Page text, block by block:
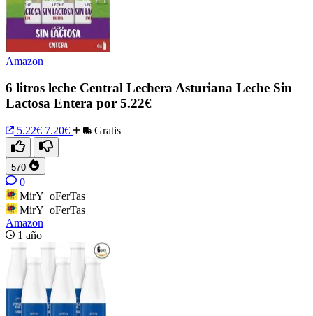
Amazon
6 litros leche Central Lechera Asturiana Leche Sin
Lactosa Entera por 5.22€
5.22€ 7.20€ Gratis
570
0
MirY_oFerTas
MirY_oFerTas
Amazon
1 año